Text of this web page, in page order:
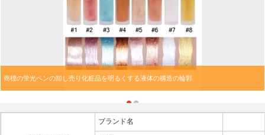
商標の蛍光ペンの卸し売り化粧品を明るくする液体の構造の輪郭
ブランド名